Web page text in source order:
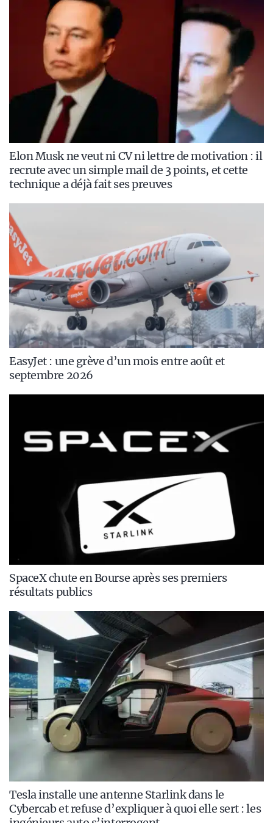
Elon Musk ne veut ni CV ni lettre de motivation : il
recrute avec un simple mail de 3 points, et cette
technique a déjà fait ses preuves
EasyJet : une grève d’un mois entre août et
septembre 2026
SpaceX chute en Bourse après ses premiers
résultats publics
Tesla installe une antenne Starlink dans le
Cybercab et refuse d’expliquer à quoi elle sert : les